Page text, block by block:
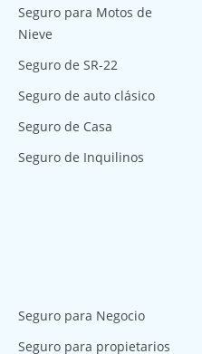
Seguro para Motos de
Nieve
Seguro de SR-22
Seguro de auto clásico
Seguro de Casa
Seguro de Inquilinos
Seguro para Negocio
Seguro para propietarios